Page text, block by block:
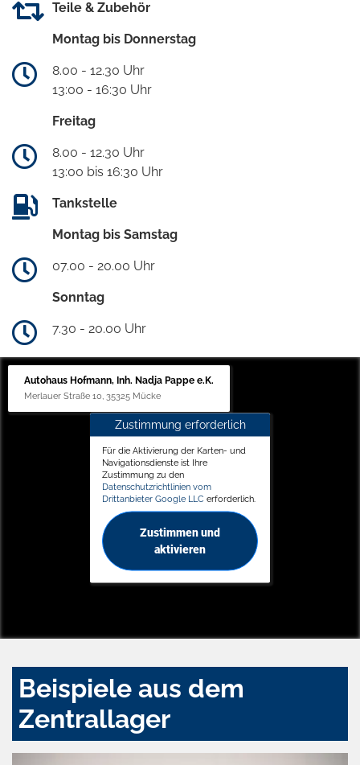
Teile & Zubehör
Montag bis Donnerstag
8.00 - 12.30 Uhr
13:00 - 16:30 Uhr
Freitag
8.00 - 12.30 Uhr
13:00 bis 16:30 Uhr
Tankstelle
Montag bis Samstag
07.00 - 20.00 Uhr
Sonntag
7.30 - 20.00 Uhr
Autohaus Hofmann, Inh. Nadja Pappe e.K.
Merlauer Straße 10, 35325 Mücke
Zustimmung erforderlich
Für die Aktivierung der Karten- und
Navigationsdienste ist Ihre
Zustimmung zu den
Datenschutzrichtlinien vom
Drittanbieter Google LLC erforderlich.
Zustimmen und
aktivieren
Beispiele aus dem
Zentrallager